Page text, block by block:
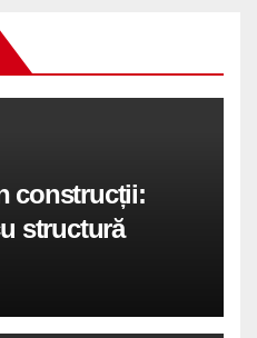
construcții:
structură